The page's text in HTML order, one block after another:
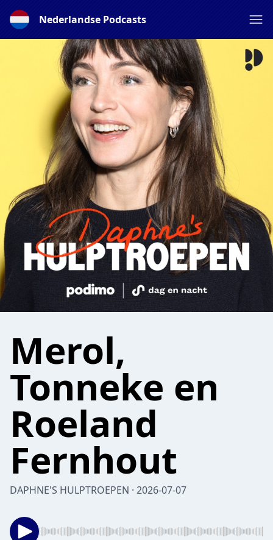
Nederlandse Podcasts
Merol,
Tonneke en
Roeland
Fernhout
DAPHNE'S HULPTROEPEN · 2026-07-07